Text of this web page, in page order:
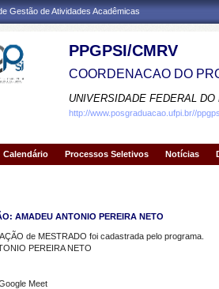
Gestão de Atividades Acadêmicas
PPGPSI/CMRV
COORDENACAO DO
UNIVERSIDADE FEDERAL DO
http://www.posgraduacao.ufpi.br//
Calendário Processos Seletivos Notícias
AMADEU ANTONIO PEREIRA NETO
de MESTRADO foi cadastrada pelo programa.
PEREIRA NETO
Meet